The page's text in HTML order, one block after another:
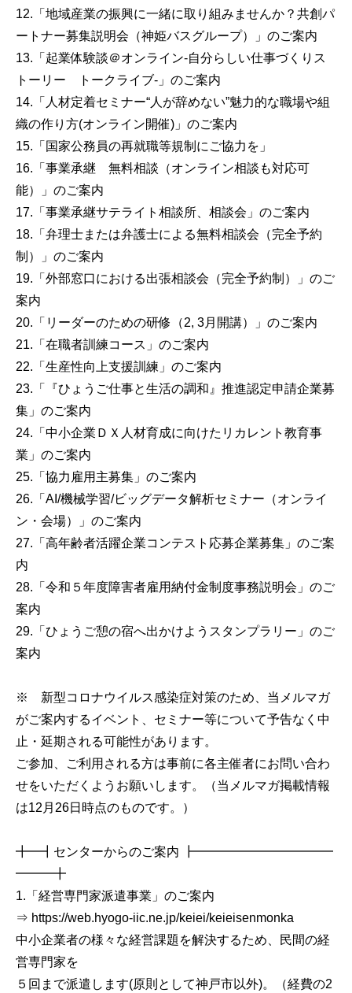
12.「地域産業の振興に一緒に取り組みませんか？共創パ
ートナー募集説明会（神姫バスグループ）」のご案内
13.「起業体験談＠オンライン-自分らしい仕事づくりス
トーリー トークライブ-」のご案内
14.「人材定着セミナー“人が辞めない”魅力的な職場や組
織の作り方(オンライン開催)」のご案内
15.「国家公務員の再就職等規制にご協力を」
16.「事業承継 無料相談（オンライン相談も対応可
能）」のご案内
17.「事業承継サテライト相談所、相談会」のご案内
18.「弁理士または弁護士による無料相談会（完全予約
制）」のご案内
19.「外部窓口における出張相談会（完全予約制）」のご
案内
20.「リーダーのための研修（2, 3月開講）」のご案内
21.「在職者訓練コース」のご案内
22.「生産性向上支援訓練」のご案内
23.「『ひょうご仕事と生活の調和』推進認定申請企業募
集」のご案内
24.「中小企業ＤＸ人材育成に向けたリカレント教育事
業」のご案内
25.「協力雇用主募集」のご案内
26.「AI/機械学習/ビッグデータ解析セミナー（オンライ
ン・会場）」のご案内
27.「高年齢者活躍企業コンテスト応募企業募集」のご案
内
28.「令和５年度障害者雇用納付金制度事務説明会」のご
案内
29.「ひょうご憩の宿へ出かけようスタンプラリー」のご
案内
※ 新型コロナウイルス感染症対策のため、当メルマガ
がご案内するイベント、セミナー等について予告なく中
止・延期される可能性があります。
ご参加、ご利用される方は事前に各主催者にお問い合わ
せをいただくようお願いします。（当メルマガ掲載情報
は12月26日時点のものです。）
╋━┫センターからのご案内 ┣━━━━━━━━━━━
━━━╋
1.「経営専門家派遣事業」のご案内
⇒ https://web.hyogo-iic.ne.jp/keiei/keieisenmonka
中小企業者の様々な経営課題を解決するため、民間の経
営専門家を
５回まで派遣します(原則として神戸市以外)。（経費の2